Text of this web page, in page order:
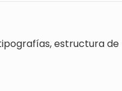
estructura